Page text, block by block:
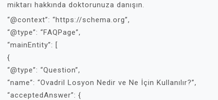
miktarı hakkında doktorunuza danışın.
“@context”: “https://schema.org”,
“@type”: “FAQPage”,
“mainEntity”: [
{
“@type”: “Question”,
“name”: “Ovadril Losyon Nedir ve Ne İçin Kullanılır?”,
“acceptedAnswer”: {